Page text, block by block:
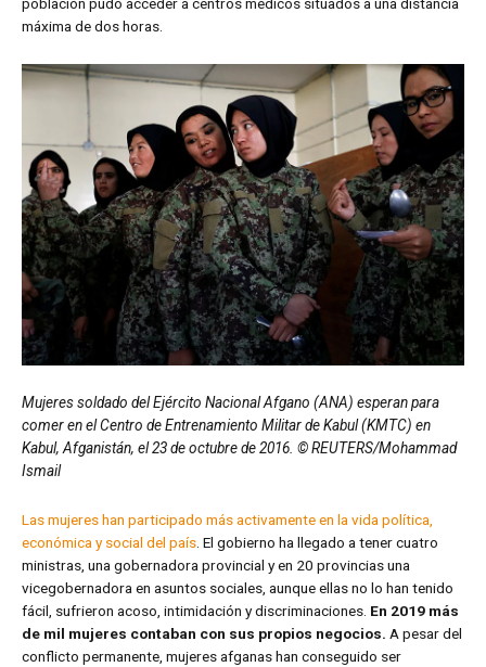
máxima de dos horas.
Mujeres soldado del Ejército Nacional Afgano (ANA) esperan para
comer en el Centro de Entrenamiento Militar de Kabul (KMTC) en
Kabul, Afganistán, el 23 de octubre de 2016. © REUTERS/Mohammad
Ismail
Las mujeres han participado más activamente en la vida política,
económica y social del país. El gobierno ha llegado a tener cuatro
ministras, una gobernadora provincial y en 20 provincias una
vicegobernadora en asuntos sociales, aunque ellas no lo han tenido
fácil, sufrieron acoso, intimidación y discriminaciones. En 2019 más
de mil mujeres contaban con sus propios negocios. A pesar del
conflicto permanente, mujeres afganas han conseguido ser